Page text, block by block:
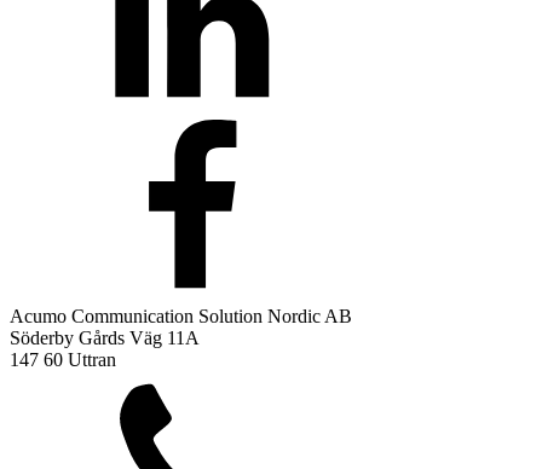
Acumo Communication Solution Nordic AB
Söderby Gårds Väg 11A
147 60 Uttran